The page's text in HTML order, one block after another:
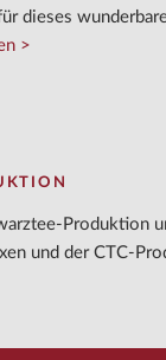
dieses
Produktion
und der CTC-